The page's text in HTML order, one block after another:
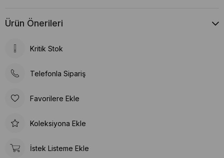
Ürün Önerileri
Kritik Stok
Telefonla Sipariş
Favorilere Ekle
Koleksiyona Ekle
İstek Listeme Ekle